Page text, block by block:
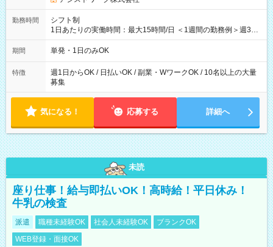
勤務時間
シフト制
1日あたりの実働時間：最大15時間/日 ＜1週間の勤務例＞週3回
勤務 勤務：月・水・金 休み：火・木・土・日 好きな時にお仕事
可能です！ ※1日あたりの最大実働時間は日勤、夜勤共に勤務し
期間 単発・1日のみOK
特徴
週1日からOK / 日払いOK / 副業・WワークOK / 10名以上の大量
募集
気になる！ 応募する 詳細へ
未読
座り仕事！給与即払いOK！高時給！平日休み！
牛乳の検査
派遣 職種未経験OK 社会人未経験OK
ブランクOK
WEB登録・面接OK